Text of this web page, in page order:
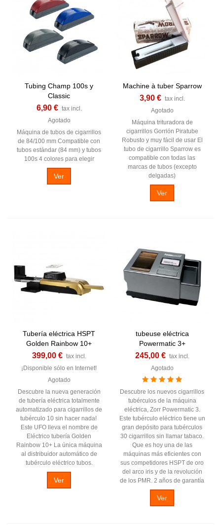
Tubing Champ 100s y
Classic
6,90 € tax incl.
Agotado
Máquina de tubos de cigarrillos
de 84/100 mm Compatible con
tubos estándar (84 mm) y tubos
100s 4 colores para elegir
Ver
Machine à tuber Sparrow
3,90 € tax incl.
Agotado
Máquina trituradora de
cigarrillos Gorrión Piratube
Robusto y muy fácil de usar El
tubo de cigarrillo Sparrow es
compatible con todas las
marcas de tubos (excepto
delgadas)
Ver
Tubería eléctrica HSPT
Golden Rainbow 10+
399,00 € tax incl.
¡Disponible sólo en Internet!
Agotado
Descubre la nueva generación
de tubería eléctrica totalmente
automatizado para cigarrillos de
tubérculo 10 sin hacer nada!
Este UFO lleva el nombre de
Eléctrico tubería Golden
Rainbow 10+ La única máquina
al distribuidor automático de
tubérculo eléctrico tubos.
Ver
tubeuse eléctrica
Powermatic 3+
245,00 € tax incl.
Agotado
Descubre los nuevos cigarrillos
tubérculos de la máquina
eléctrica, Zorr Powermatic 3.
Este tubérculo eléctrico tiene un
gran depósito para tubérculos
30 cigarrillos sin llamar tabaco.
Que es hoy una de las
máquinas más eficientes con
sus competidores HSPT de oro
del arco iris y de la revolución
de los PMR. 2 años de garantía
Ver